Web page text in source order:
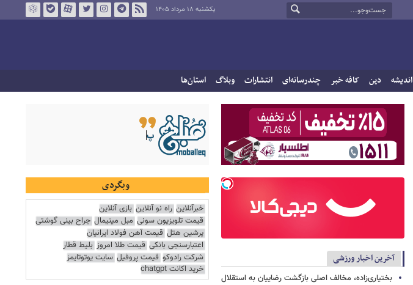
یکشنبه ۱۸ مرداد ۱۴۰۵
اندیشه دین کافه خبر چندرسانه‌ای انتشارات وبلاگ استان‌ها
آخرین اخبار ورزشی
بختیاری‌زاده، مخالف اصلی بازگشت رضاییان به استقلال
وبگردی
خبرآنلاین راه نو آنلاین بازی آنلاین
قیمت تلویزیون سونی مبل مینیمال جراح بینی گوشتی
پرشین هتل قیمت آهن فولاد ایرانیان
اعتبارسنجی بانکی قیمت طلا امروز بلیط قطار
شرکت رادوکو قیمت پروفیل سایت یوتوتایمز
خرید اکانت chatgpt